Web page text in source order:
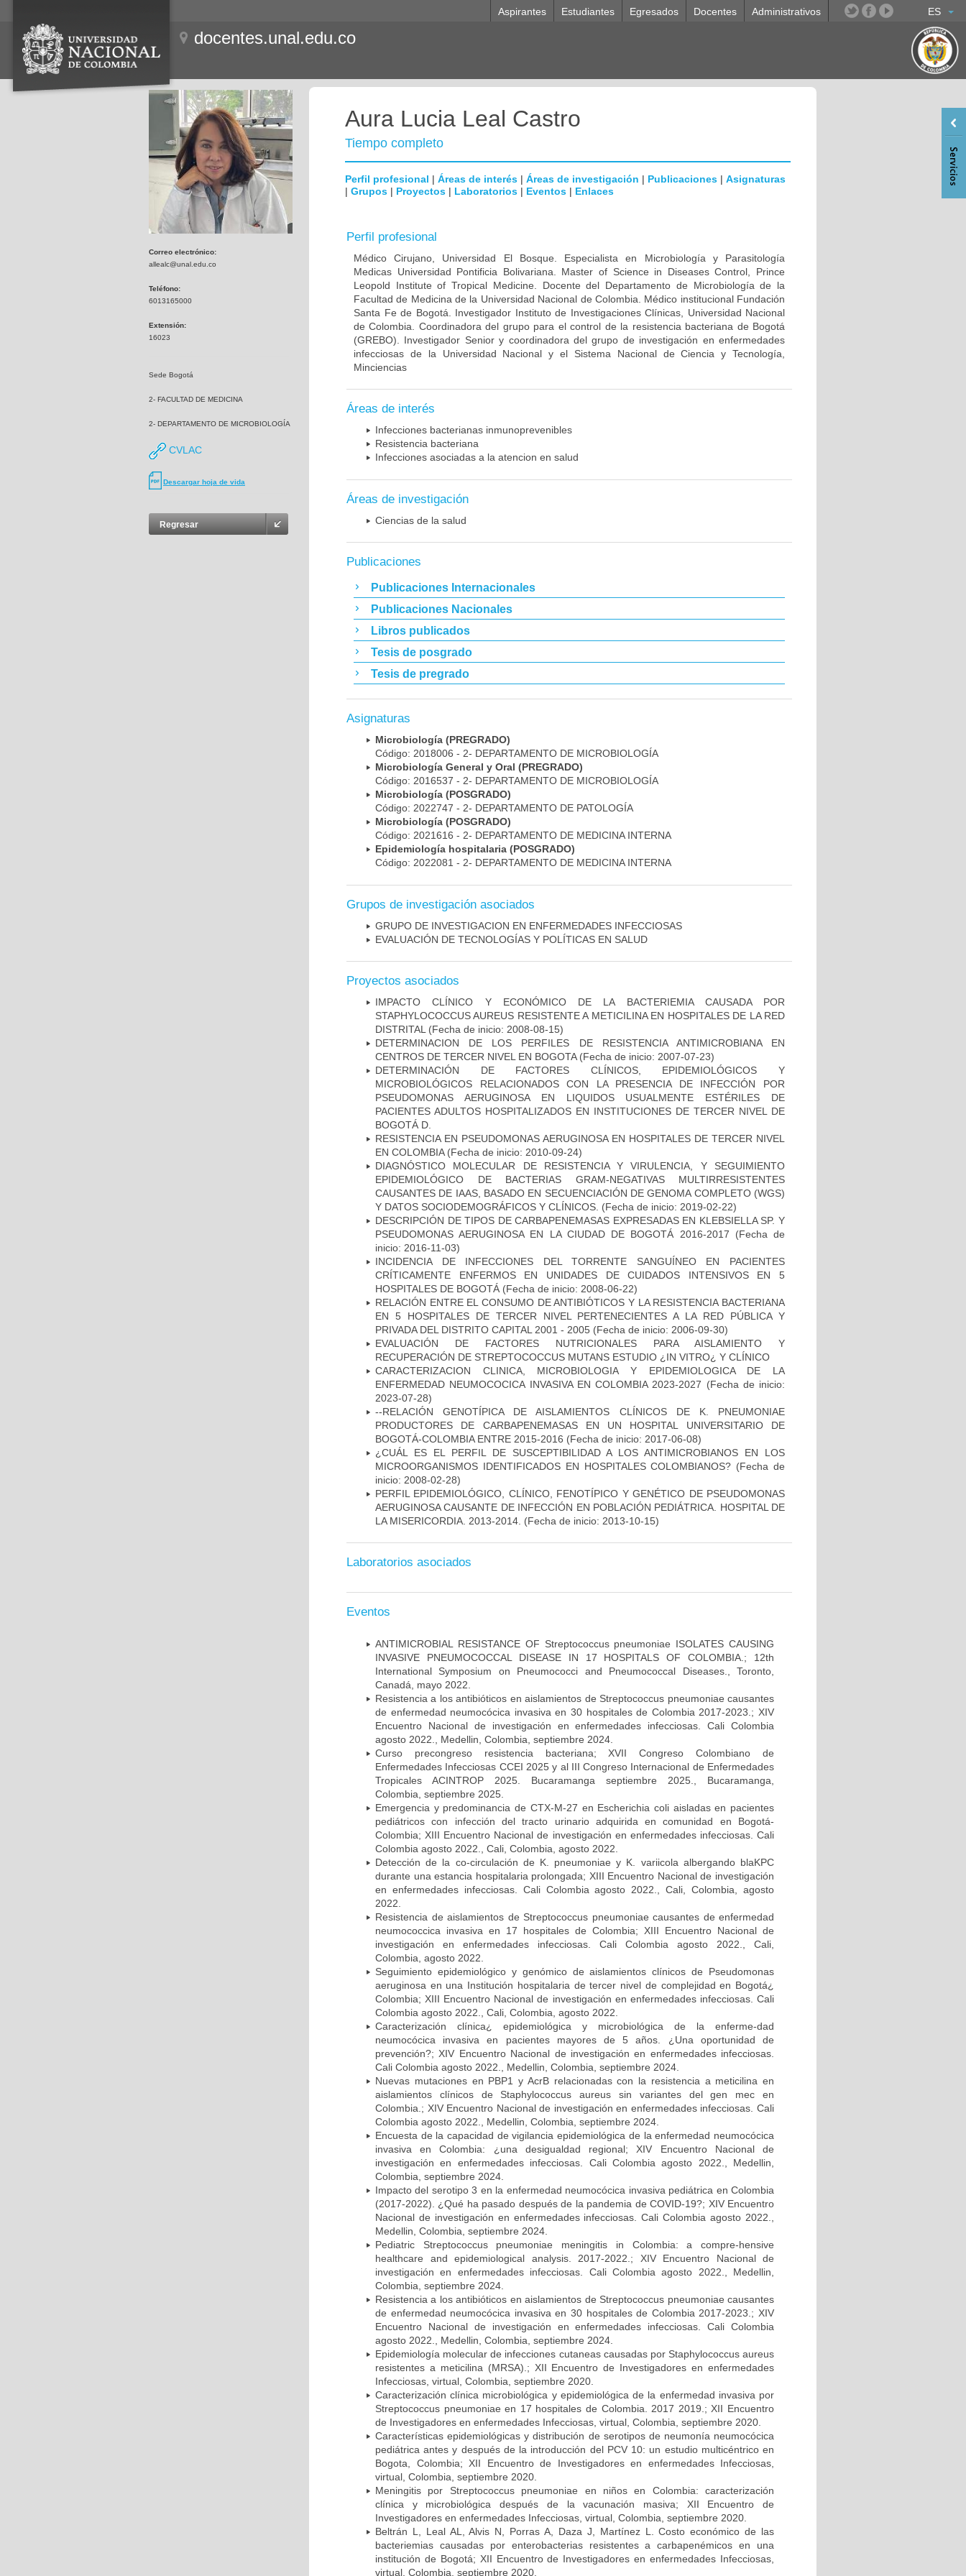
ES
Aspirantes Estudiantes Egresados Docentes Administrativos
docentes.unal.edu.co
Correo electrónico:
allealc@unal.edu.co
Teléfono:
6013165000
Extensión:
16023
Sede Bogotá
2- FACULTAD DE MEDICINA
2- DEPARTAMENTO DE MICROBIOLOGÍA
CVLAC
Descargar hoja de vida
Regresar
Aura Lucia Leal Castro
Tiempo completo
Perfil profesional | Áreas de interés | Áreas de investigación | Publicaciones | Asignaturas
| Grupos | Proyectos | Laboratorios | Eventos | Enlaces
Perfil profesional
Médico Cirujano, Universidad El Bosque. Especialista en Microbiología y Parasitología
Medicas Universidad Pontificia Bolivariana. Master of Science in Diseases Control, Prince
Leopold Institute of Tropical Medicine. Docente del Departamento de Microbiología de la
Facultad de Medicina de la Universidad Nacional de Colombia. Médico institucional Fundación
Santa Fe de Bogotá. Investigador Instituto de Investigaciones Clínicas, Universidad Nacional
de Colombia. Coordinadora del grupo para el control de la resistencia bacteriana de Bogotá
(GREBO). Investigador Senior y coordinadora del grupo de investigación en enfermedades
infecciosas de la Universidad Nacional y el Sistema Nacional de Ciencia y Tecnología,
Minciencias
Áreas de interés
Infecciones bacterianas inmunoprevenibles
Resistencia bacteriana
Infecciones asociadas a la atencion en salud
Áreas de investigación
Ciencias de la salud
Publicaciones
Publicaciones Internacionales
Publicaciones Nacionales
Libros publicados
Tesis de posgrado
Tesis de pregrado
Asignaturas
Microbiología (PREGRADO)
Código: 2018006 - 2- DEPARTAMENTO DE MICROBIOLOGÍA
Microbiología General y Oral (PREGRADO)
Código: 2016537 - 2- DEPARTAMENTO DE MICROBIOLOGÍA
Microbiología (POSGRADO)
Código: 2022747 - 2- DEPARTAMENTO DE PATOLOGÍA
Microbiología (POSGRADO)
Código: 2021616 - 2- DEPARTAMENTO DE MEDICINA INTERNA
Epidemiología hospitalaria (POSGRADO)
Código: 2022081 - 2- DEPARTAMENTO DE MEDICINA INTERNA
Grupos de investigación asociados
GRUPO DE INVESTIGACION EN ENFERMEDADES INFECCIOSAS
EVALUACIÓN DE TECNOLOGÍAS Y POLÍTICAS EN SALUD
Proyectos asociados
IMPACTO CLÍNICO Y ECONÓMICO DE LA BACTERIEMIA CAUSADA POR
STAPHYLOCOCCUS AUREUS RESISTENTE A METICILINA EN HOSPITALES DE LA RED
DISTRITAL (Fecha de inicio: 2008-08-15)
DETERMINACION DE LOS PERFILES DE RESISTENCIA ANTIMICROBIANA EN
CENTROS DE TERCER NIVEL EN BOGOTA(Fecha de inicio: 2007-07-23)
DETERMINACIÓN DE FACTORES CLÍNICOS, EPIDEMIOLÓGICOS Y
MICROBIOLÓGICOS RELACIONADOS CON LA PRESENCIA DE INFECCIÓN POR
PSEUDOMONAS AERUGINOSA EN LIQUIDOS USUALMENTE ESTÉRILES DE
PACIENTES ADULTOS HOSPITALIZADOS EN INSTITUCIONES DE TERCER NIVEL DE
BOGOTÁ D.
RESISTENCIA EN PSEUDOMONAS AERUGINOSA EN HOSPITALES DE TERCER NIVEL
EN COLOMBIA (Fecha de inicio: 2010-09-24)
DIAGNÓSTICO MOLECULAR DE RESISTENCIA Y VIRULENCIA, Y SEGUIMIENTO
EPIDEMIOLÓGICO DE BACTERIAS GRAM-NEGATIVAS MULTIRRESISTENTES
CAUSANTES DE IAAS, BASADO EN SECUENCIACIÓN DE GENOMA COMPLETO (WGS)
Y DATOS SOCIODEMOGRÁFICOS Y CLÍNICOS. (Fecha de inicio: 2019-02-22)
DESCRIPCIÓN DE TIPOS DE CARBAPENEMASAS EXPRESADAS EN KLEBSIELLA SP. Y
PSEUDOMONAS AERUGINOSA EN LA CIUDAD DE BOGOTÁ 2016-2017 (Fecha de
inicio: 2016-11-03)
INCIDENCIA DE INFECCIONES DEL TORRENTE SANGUÍNEO EN PACIENTES
CRÍTICAMENTE ENFERMOS EN UNIDADES DE CUIDADOS INTENSIVOS EN 5
HOSPITALES DE BOGOTÁ (Fecha de inicio: 2008-06-22)
RELACIÓN ENTRE EL CONSUMO DE ANTIBIÓTICOS Y LA RESISTENCIA BACTERIANA
EN 5 HOSPITALES DE TERCER NIVEL PERTENECIENTES A LA RED PÚBLICA Y
PRIVADA DEL DISTRITO CAPITAL 2001 - 2005 (Fecha de inicio: 2006-09-30)
EVALUACIÓN DE FACTORES NUTRICIONALES PARA AISLAMIENTO Y
RECUPERACIÓN DE STREPTOCOCCUS MUTANS ESTUDIO ¿IN VITRO¿ Y CLÍNICO
CARACTERIZACION CLINICA, MICROBIOLOGIA Y EPIDEMIOLOGICA DE LA
ENFERMEDAD NEUMOCOCICA INVASIVA EN COLOMBIA 2023-2027 (Fecha de inicio:
2023-07-28)
--RELACIÓN GENOTÍPICA DE AISLAMIENTOS CLÍNICOS DE K. PNEUMONIAE
PRODUCTORES DE CARBAPENEMASAS EN UN HOSPITAL UNIVERSITARIO DE
BOGOTÁ-COLOMBIA ENTRE 2015-2016 (Fecha de inicio: 2017-06-08)
¿CUÁL ES EL PERFIL DE SUSCEPTIBILIDAD A LOS ANTIMICROBIANOS EN LOS
MICROORGANISMOS IDENTIFICADOS EN HOSPITALES COLOMBIANOS? (Fecha de
inicio: 2008-02-28)
PERFIL EPIDEMIOLÓGICO, CLÍNICO, FENOTÍPICO Y GENÉTICO DE PSEUDOMONAS
AERUGINOSA CAUSANTE DE INFECCIÓN EN POBLACIÓN PEDIÁTRICA. HOSPITAL DE
LA MISERICORDIA. 2013-2014. (Fecha de inicio: 2013-10-15)
Laboratorios asociados
Eventos
ANTIMICROBIAL RESISTANCE OF Streptococcus pneumoniae ISOLATES CAUSING
INVASIVE PNEUMOCOCCAL DISEASE IN 17 HOSPITALS OF COLOMBIA.; 12th
International Symposium on Pneumococci and Pneumococcal Diseases., Toronto,
Canadá, mayo 2022.
Resistencia a los antibióticos en aislamientos de Streptococcus pneumoniae causantes
de enfermedad neumocócica invasiva en 30 hospitales de Colombia 2017-2023.; XIV
Encuentro Nacional de investigación en enfermedades infecciosas. Cali Colombia
agosto 2022., Medellin, Colombia, septiembre 2024.
Curso precongreso resistencia bacteriana; XVII Congreso Colombiano de
Enfermedades Infecciosas CCEI 2025 y al III Congreso Internacional de Enfermedades
Tropicales ACINTROP 2025. Bucaramanga septiembre 2025., Bucaramanga,
Colombia, septiembre 2025.
Emergencia y predominancia de CTX-M-27 en Escherichia coli aisladas en pacientes
pediátricos con infección del tracto urinario adquirida en comunidad en Bogotá-
Colombia; XIII Encuentro Nacional de investigación en enfermedades infecciosas. Cali
Colombia agosto 2022., Cali, Colombia, agosto 2022.
Detección de la co-circulación de K. pneumoniae y K. variicola albergando blaKPC
durante una estancia hospitalaria prolongada; XIII Encuentro Nacional de investigación
en enfermedades infecciosas. Cali Colombia agosto 2022., Cali, Colombia, agosto
2022.
Resistencia de aislamientos de Streptococcus pneumoniae causantes de enfermedad
neumococcica invasiva en 17 hospitales de Colombia; XIII Encuentro Nacional de
investigación en enfermedades infecciosas. Cali Colombia agosto 2022., Cali,
Colombia, agosto 2022.
Seguimiento epidemiológico y genómico de aislamientos clínicos de Pseudomonas
aeruginosa en una Institución hospitalaria de tercer nivel de complejidad en Bogotá¿
Colombia; XIII Encuentro Nacional de investigación en enfermedades infecciosas. Cali
Colombia agosto 2022., Cali, Colombia, agosto 2022.
Caracterización clínica¿ epidemiológica y microbiológica de la enferme-dad
neumocócica invasiva en pacientes mayores de 5 años. ¿Una oportunidad de
prevención?; XIV Encuentro Nacional de investigación en enfermedades infecciosas.
Cali Colombia agosto 2022., Medellin, Colombia, septiembre 2024.
Nuevas mutaciones en PBP1 y AcrB relacionadas con la resistencia a meticilina en
aislamientos clínicos de Staphylococcus aureus sin variantes del gen mec en
Colombia.; XIV Encuentro Nacional de investigación en enfermedades infecciosas. Cali
Colombia agosto 2022., Medellin, Colombia, septiembre 2024.
Encuesta de la capacidad de vigilancia epidemiológica de la enfermedad neumocócica
invasiva en Colombia: ¿una desigualdad regional; XIV Encuentro Nacional de
investigación en enfermedades infecciosas. Cali Colombia agosto 2022., Medellin,
Colombia, septiembre 2024.
Impacto del serotipo 3 en la enfermedad neumocócica invasiva pediátrica en Colombia
(2017-2022). ¿Qué ha pasado después de la pandemia de COVID-19?; XIV Encuentro
Nacional de investigación en enfermedades infecciosas. Cali Colombia agosto 2022.,
Medellin, Colombia, septiembre 2024.
Pediatric Streptococcus pneumoniae meningitis in Colombia: a compre-hensive
healthcare and epidemiological analysis. 2017-2022.; XIV Encuentro Nacional de
investigación en enfermedades infecciosas. Cali Colombia agosto 2022., Medellin,
Colombia, septiembre 2024.
Resistencia a los antibióticos en aislamientos de Streptococcus pneumoniae causantes
de enfermedad neumocócica invasiva en 30 hospitales de Colombia 2017-2023.; XIV
Encuentro Nacional de investigación en enfermedades infecciosas. Cali Colombia
agosto 2022., Medellin, Colombia, septiembre 2024.
Epidemiología molecular de infecciones cutaneas causadas por Staphylococcus aureus
resistentes a meticilina (MRSA).; XII Encuentro de Investigadores en enfermedades
Infecciosas, virtual, Colombia, septiembre 2020.
Caracterización clínica microbiológica y epidemiológica de la enfermedad invasiva por
Streptococcus pneumoniae en 17 hospitales de Colombia. 2017 2019.; XII Encuentro
de Investigadores en enfermedades Infecciosas, virtual, Colombia, septiembre 2020.
Características epidemiológicas y distribución de serotipos de neumonía neumocócica
pediátrica antes y después de la introducción del PCV 10: un estudio multicéntrico en
Bogota, Colombia; XII Encuentro de Investigadores en enfermedades Infecciosas,
virtual, Colombia, septiembre 2020.
Meningitis por Streptococcus pneumoniae en niños en Colombia: caracterización
clínica y microbiológica después de la vacunación masiva; XII Encuentro de
Investigadores en enfermedades Infecciosas, virtual, Colombia, septiembre 2020.
Beltrán L, Leal AL, Alvis N, Porras A, Daza J, Martínez L. Costo económico de las
bacteriemias causadas por enterobacterias resistentes a carbapenémicos en una
institución de Bogotá; XII Encuentro de Investigadores en enfermedades Infecciosas,
virtual, Colombia, septiembre 2020.